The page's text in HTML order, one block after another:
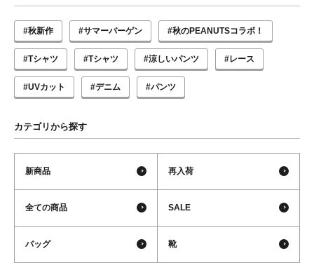
#秋新作 #サマーバーゲン #秋のPEANUTSコラボ！
#Tシャツ #Tシャツ #涼しいパンツ #レース
#UVカット #デニム #パンツ
カテゴリから探す
新商品 再入荷
全ての商品 SALE
バッグ 靴